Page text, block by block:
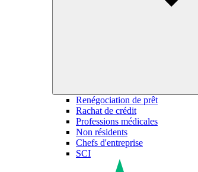
Renégociation de prêt
Rachat de crédit
Professions médicales
Non résidents
Chefs d'entreprise
SCI